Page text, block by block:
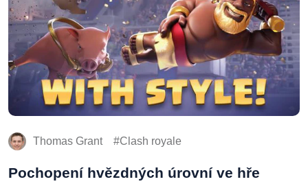
Thomas Grant Clash royale
Pochopení hvězdných úrovní ve hře